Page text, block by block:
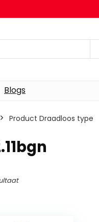
Blogs
Product Draadloos type